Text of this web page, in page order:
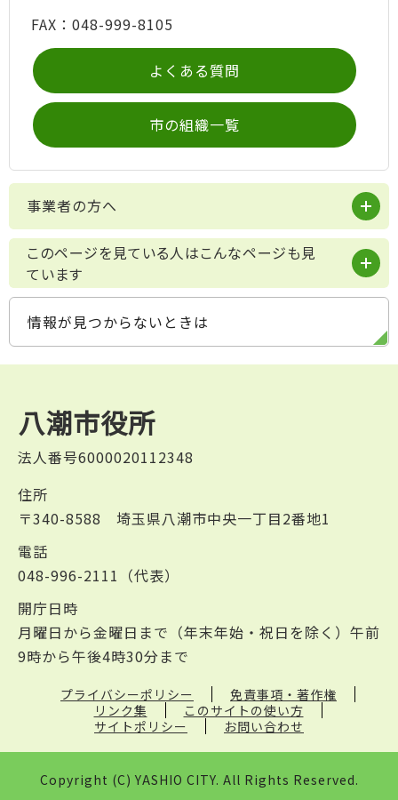
FAX：048-999-8105
よくある質問
市の組織一覧
事業者の方へ
このページを見ている人はこんなページも見
ています
情報が見つからないときは
八潮市役所
法人番号6000020112348
住所
〒340-8588 埼玉県八潮市中央一丁目2番地1
電話
048-996-2111（代表）
開庁日時
月曜日から金曜日まで（年末年始・祝日を除く）午前
9時から午後4時30分まで
プライバシーポリシー
免責事項・著作権
リンク集
このサイトの使い方
サイトポリシー
お問い合わせ
Copyright (C) YASHIO CITY. All Rights Reserved.